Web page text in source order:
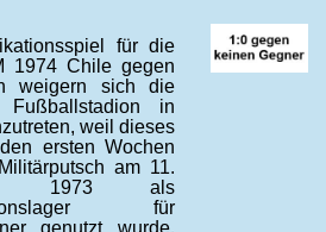
für die
1974 Chile gegen
weigern sich die
in
weil dieses
ersten Wochen
am 11.
1973 als
für
genutzt wurde.